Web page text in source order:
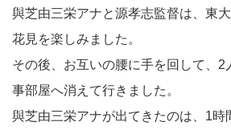
與芝由三栄アナと源孝志監督は、東
花見を楽しみました。
その後、お互いの腰に手を回して、2
事部屋へ消えて行きました。
與芝由三栄アナが出てきたのは、1時